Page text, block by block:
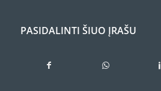
PASIDALINTI ŠIUO ĮRAŠU